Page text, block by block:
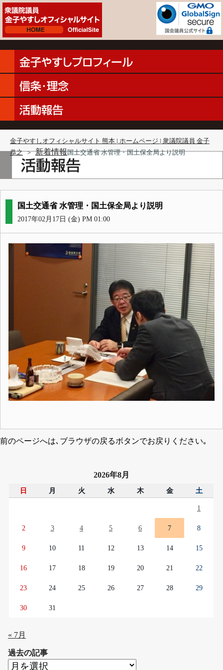
金子やすしオフィシャルサイト 熊本 | ホームページ | 衆議院議員 金子
恭之 ＞ 新着情報国土交通省 水管理・国土保全局より説明
国土交通省 水管理・国土保全局より説明
2017年02月17日 (金) PM 01:00
前のページへは､ブラウザの戻るボタンでお戻りください｡
2026年8月
日 月 火 水 木 金 土
1
2 3 4 5 6 7 8
9 10 11 12 13 14 15
16 17 18 19 20 21 22
23 24 25 26 27 28 29
30 31
« 7月
過去の記事
過